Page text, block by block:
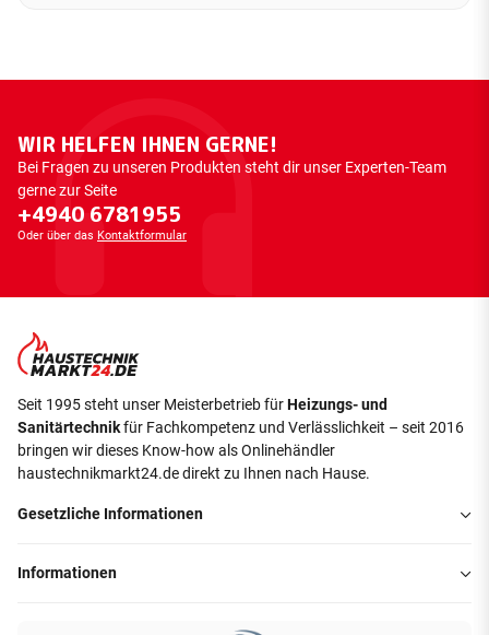
WIR HELFEN IHNEN GERNE!
Bei Fragen zu unseren Produkten steht dir unser Experten-Team
gerne zur Seite
+4940 6781955
Oder über das Kontaktformular
Seit 1995 steht unser Meisterbetrieb fürHeizungs- und
Sanitärtechnikfür Fachkompetenz und Verlässlichkeit – seit 2016
bringen wir dieses Know-how als Onlinehändler
haustechnikmarkt24.de direkt zu Ihnen nach Hause.
Gesetzliche Informationen
Informationen